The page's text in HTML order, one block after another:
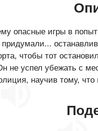
опасные игры в
чтобы тот
не успел убежать с
научив тому,